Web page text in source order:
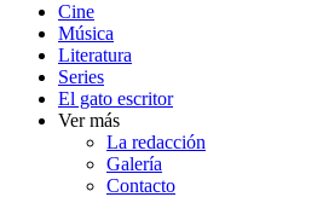
Cine
Música
Literatura
Series
El gato escritor
Ver más
La redacción
Galería
Contacto